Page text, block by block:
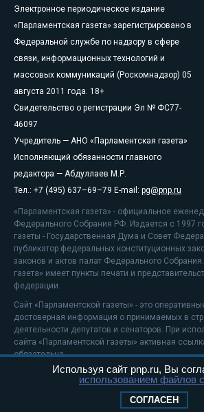
Электронное периодическое издание
«Парламентская газета» зарегистрировано в
Федеральной службе по надзору в сфере
связи, информационных технологий и
массовых коммуникаций (Роскомнадзор) 05
августа 2011 года. 18+
Свидетельство о регистрации Эл № ФС77-
46097
Учредитель — АНО «Парламентская газета»
Исполняющий обязанности главного
редактора — Абдуллаев М.Р.
Тел.: +7 (495) 637–69–79 E-mail: pg@pnp.ru
«Парламентская газета» - официальное
Федерального Собрания РФ. Издается с 1997
газеты - Государственная Дума и Совет
публикатор федеральных конституционных
законов и актов палат Федерального
газета» имеет пункты печати и
федерации.
Сайт «Парламентской газеты» - это
достоверная информация о принимаемых в
деятельности депутатов и сенаторов. При
сайта «Парламентской газеты» активная
обязательна.
На информационном ресурсе применяются
Положение о защите персональных данных
Используя сайт pnp.ru, Вы
использованием файлов
СОГЛАСЕН